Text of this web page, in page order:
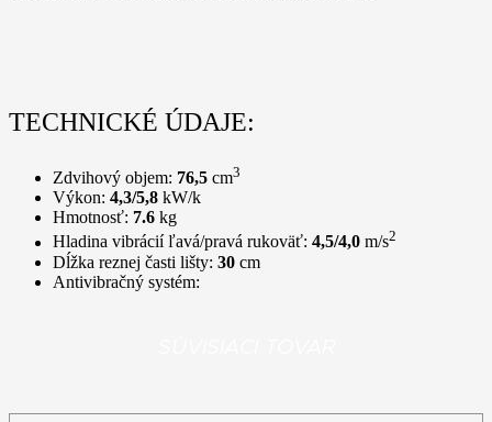
TECHNICKÉ ÚDAJE:
Zdvihový objem: 76,5 cm3
Výkon: 4,3/5,8 kW/k
Hmotnosť: 7.6 kg
Hladina vibrácií ľavá/pravá rukoväť: 4,5/4,0 m/s2
Dĺžka reznej časti lišty: 30 cm
Antivibračný systém: